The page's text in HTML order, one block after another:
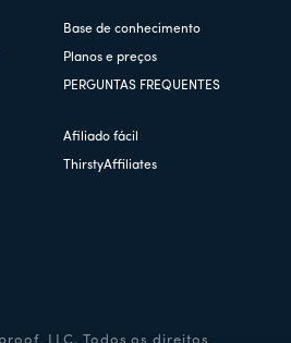
Base de conhecimento
Planos e preços
PERGUNTAS FREQUENTES
Afiliado fácil
ThirstyAffiliates
LLC. Todos os direitos